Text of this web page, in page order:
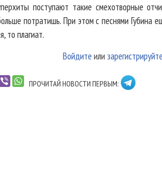
поступают такие смехотворные
потратишь. При этом с песнями Губина
то плагиат.
Войдите или
ПРОЧИТАЙ НОВОСТИ ПЕРВЫМ: